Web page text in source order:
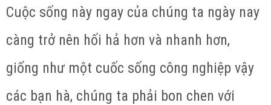
Cuộc sống này ngay của chúng ta ngày nay
càng trở nên hối hả hơn và nhanh hơn,
giống như một cuốc sống công nghiệp vậy
các bạn hà, chúng ta phải bon chen với